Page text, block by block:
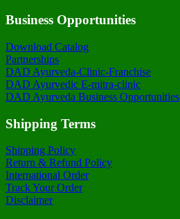
Business Opportunities
Download Catalog
Partnerships
DAD Ayurveda-Clinic-Franchise
DAD Ayurvedic E-mitra-clinic
DAD Ayurveda Business Opportunities
Shipping Terms
Shipping Policy
Return & Refund Policy
International Order
Track Your Order
Disclaimer